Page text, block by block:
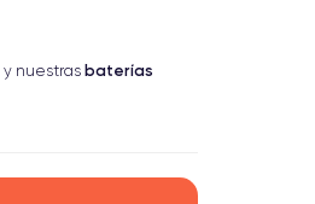
y nuestras baterías